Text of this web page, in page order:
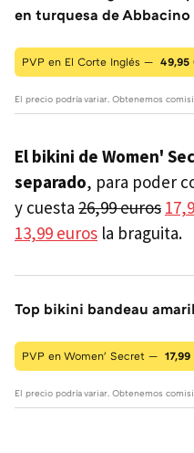
en turquesa de Abbacino
PVP en El Corte Inglés — 49,95
El precio podría variar. Obtenemos
El bikini de Women'
separado, para poder
y cuesta 26,99 euros
13,99 euros la braguita.
Top bikini bandeau
PVP en Women' Secret — 17,99
El precio podría variar. Obtenemos